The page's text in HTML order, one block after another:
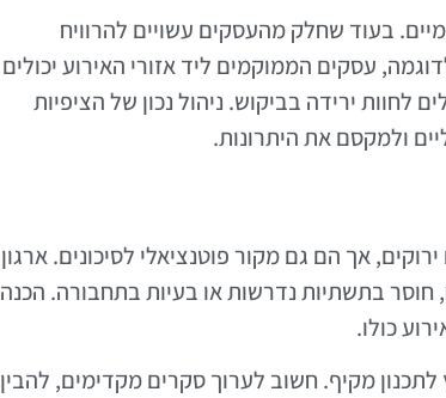
בעוד שחלק מהעסקים עשויים להרוויח
עסקים הממוקמים ליד אזורי האירוע יכולים
ירידה בביקוש. ניהול נכון של הציפיות
ולמקסם את היתרונות.
אך הם גם מקור פוטנציאלי לסיכונים. ארגון
חוסר בתשתיות נדרשות או בעיות בתחבורה. הכנה
כולו.
מקיף. חשוב לערוך סקרים מקדימים, להבין